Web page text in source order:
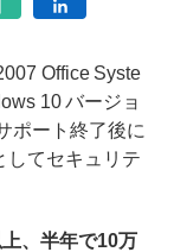
Office Syste
10 バージョ
ポート終了後に
してセキュリテ
、半年で10万